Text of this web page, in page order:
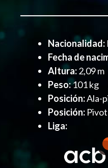
Nacionalidad:
Fecha de
Altura:2,09 m
Peso:101 kg
Posición:Ala-
Posición: Pivot
Liga: